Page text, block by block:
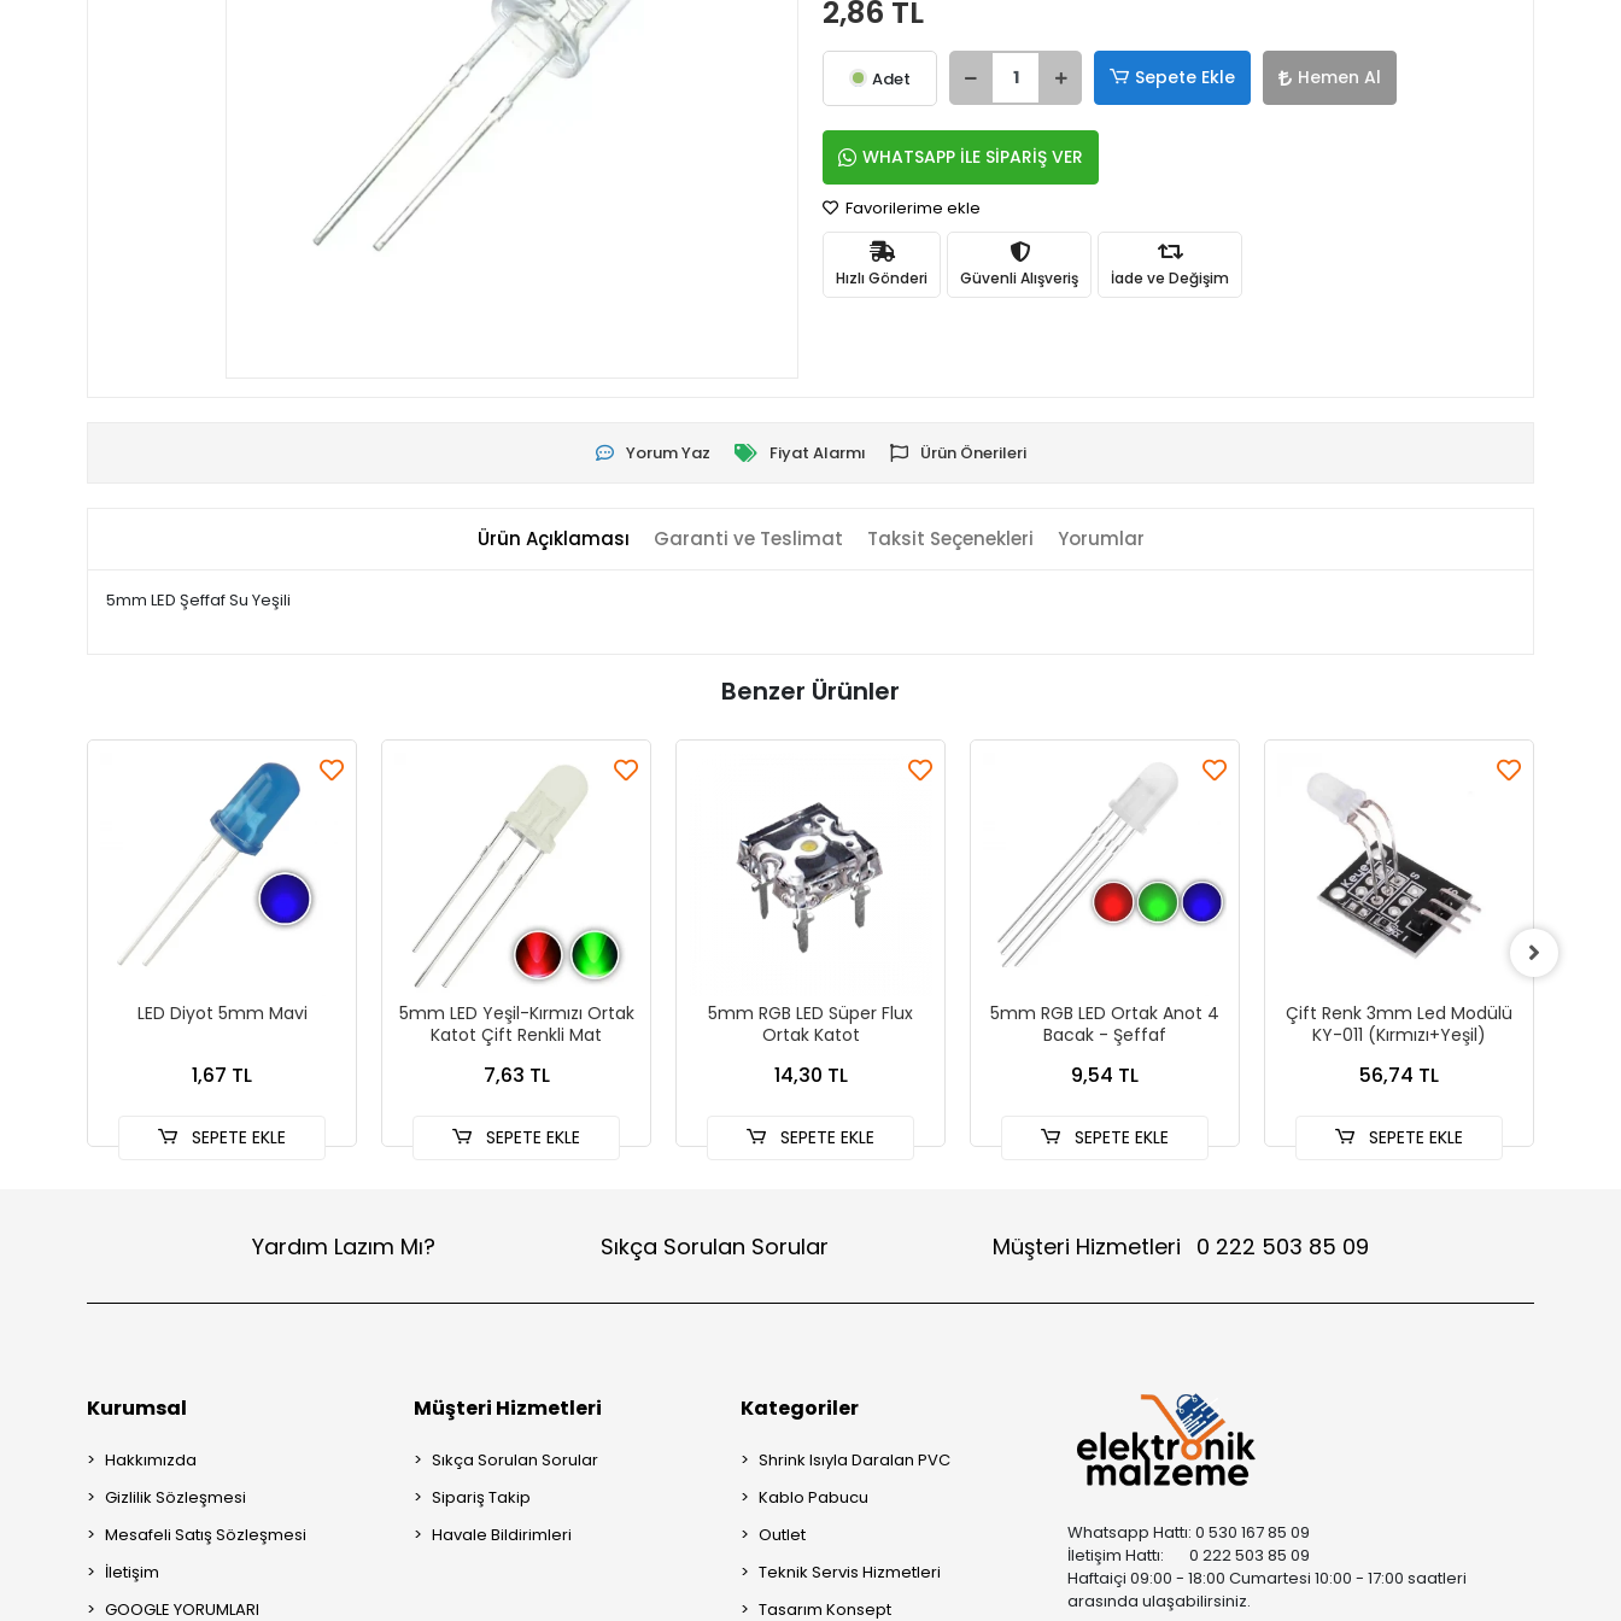
2,86 TL
Adet Sepete Ekle Hemen Al
WHATSAPP İLE SİPARİŞ VER
Favorilerime ekle
Hızlı Gönderi Güvenli Alışveriş İade ve Değişim
Yorum Yaz Fiyat Alarmı Ürün Önerileri
Ürün Açıklaması Garanti ve Teslimat Taksit Seçenekleri Yorumlar
5mm LED Şeffaf Su Yeşili
Benzer Ürünler
LED Diyot 5mm Mavi
1,67 TL
SEPETE EKLE
5mm LED Yeşil-Kırmızı Ortak
Katot Çift Renkli Mat
7,63 TL
SEPETE EKLE
5mm RGB LED Süper Flux
Ortak Katot
14,30 TL
SEPETE EKLE
5mm RGB LED Ortak Anot 4
Bacak - Şeffaf
9,54 TL
SEPETE EKLE
Çift Renk 3mm Led Modülü
KY-011 (Kırmızı+Yeşil)
56,74 TL
SEPETE EKLE
Yardım Lazım Mı? Sıkça Sorulan Sorular Müşteri Hizmetleri 0 222 503 85 09
Kurumsal
Hakkımızda
Gizlilik Sözleşmesi
Mesafeli Satış Sözleşmesi
İletişim
GOOGLE YORUMLARI
Müşteri Hizmetleri
Sıkça Sorulan Sorular
Sipariş Takip
Havale Bildirimleri
Kategoriler
Shrink Isıyla Daralan PVC
Kablo Pabucu
Outlet
Teknik Servis Hizmetleri
Tasarım Konsept
Whatsapp Hattı: 0 530 167 85 09
İletişim Hattı: 0 222 503 85 09
Haftaiçi 09:00 - 18:00 Cumartesi 10:00 - 17:00 saatleri
arasında ulaşabilirsiniz.